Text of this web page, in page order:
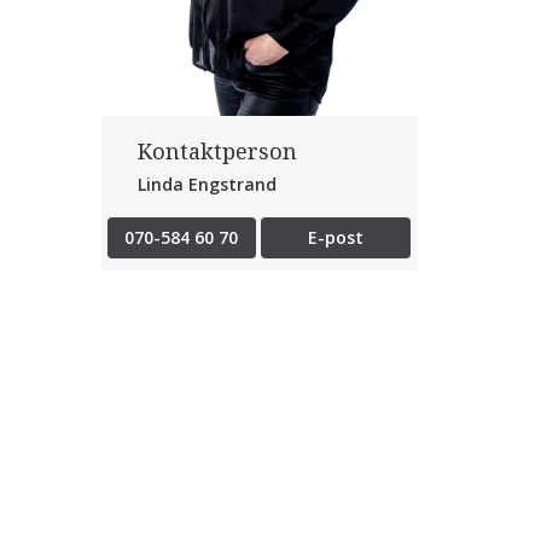
Kontaktperson
Linda Engstrand
070-584 60 70 E-post